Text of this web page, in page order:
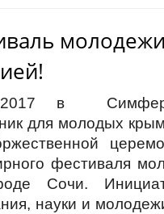
в
для молодых
фестиваля
Сочи.
науки и